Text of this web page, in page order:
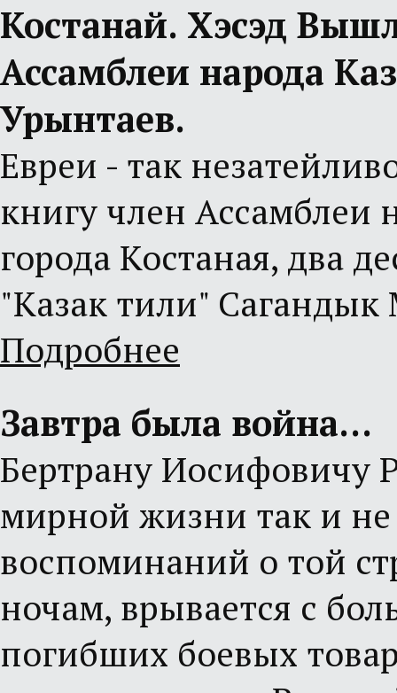
Костанай. Хэсэд
Ассамблеи народа
Урынтаев.
Евреи - так
книгу член Ассамблеи
города Костаная, два
"Казак тили"
Подробнее
Завтра была война…
Бертрану Иосифовичу
мирной жизни так и не
воспоминаний о той
ночам, врывается с
погибших боевых